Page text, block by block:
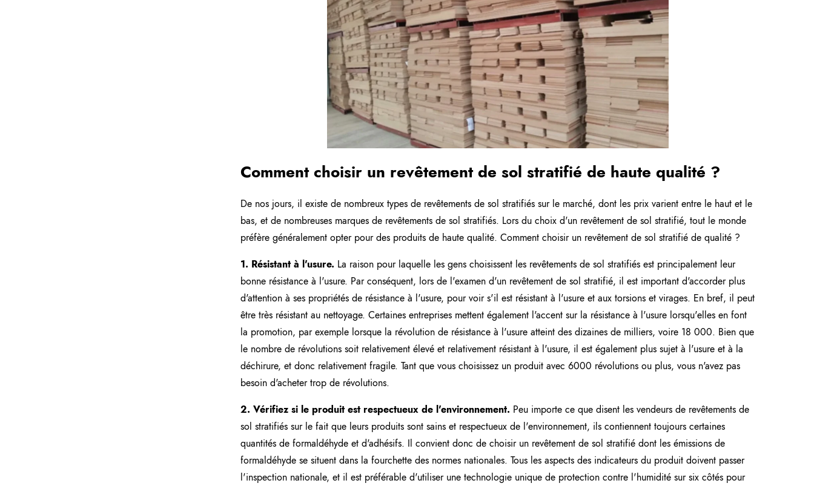
Comment choisir un revêtement de sol stratifié de haute qualité ?
De nos jours, il existe de nombreux types de revêtements de sol stratifiés sur le marché, dont les prix varient entre le haut et le
bas, et de nombreuses marques de revêtements de sol stratifiés. Lors du choix d'un revêtement de sol stratifié, tout le monde
préfère généralement opter pour des produits de haute qualité. Comment choisir un revêtement de sol stratifié de qualité ?
1. Résistant à l'usure. La raison pour laquelle les gens choisissent les revêtements de sol stratifiés est principalement leur
bonne résistance à l'usure. Par conséquent, lors de l'examen d'un revêtement de sol stratifié, il est important d'accorder plus
d'attention à ses propriétés de résistance à l'usure, pour voir s'il est résistant à l'usure et aux torsions et virages. En bref, il peut
être très résistant au nettoyage. Certaines entreprises mettent également l'accent sur la résistance à l'usure lorsqu'elles en font
la promotion, par exemple lorsque la révolution de résistance à l'usure atteint des dizaines de milliers, voire 18 000. Bien que
le nombre de révolutions soit relativement élevé et relativement résistant à l'usure, il est également plus sujet à l'usure et à la
déchirure, et donc relativement fragile. Tant que vous choisissez un produit avec 6000 révolutions ou plus, vous n'avez pas
besoin d'acheter trop de révolutions.
2. Vérifiez si le produit est respectueux de l'environnement. Peu importe ce que disent les vendeurs de revêtements de
sol stratifiés sur le fait que leurs produits sont sains et respectueux de l'environnement, ils contiennent toujours certaines
quantités de formaldéhyde et d'adhésifs. Il convient donc de choisir un revêtement de sol stratifié dont les émissions de
formaldéhyde se situent dans la fourchette des normes nationales. Tous les aspects des indicateurs du produit doivent passer
l'inspection nationale, et il est préférable d'utiliser une technologie unique de protection contre l'humidité sur six côtés pour